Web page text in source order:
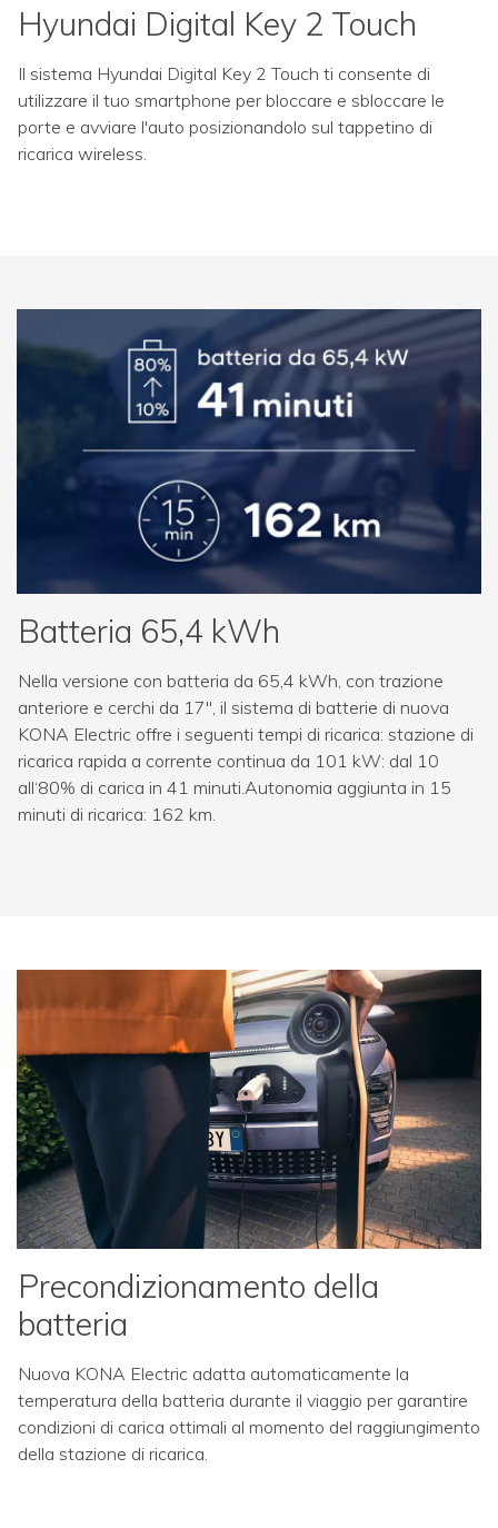
Hyundai Digital Key 2 Touch
Il sistema Hyundai Digital Key 2 Touch ti consente di
utilizzare il tuo smartphone per bloccare e sbloccare le
porte e avviare l'auto posizionandolo sul tappetino di
ricarica wireless.
Batteria 65,4 kWh
Nella versione con batteria da 65,4 kWh, con trazione
anteriore e cerchi da 17", il sistema di batterie di nuova
KONA Electric offre i seguenti tempi di ricarica: stazione di
ricarica rapida a corrente continua da 101 kW: dal 10
all‘80% di carica in 41 minuti.Autonomia aggiunta in 15
minuti di ricarica: 162 km.
Precondizionamento della
batteria
Nuova KONA Electric adatta automaticamente la
temperatura della batteria durante il viaggio per garantire
condizioni di carica ottimali al momento del raggiungimento
della stazione di ricarica.